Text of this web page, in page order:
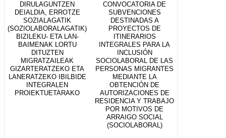
DIRULAGUNTZEN
DEIALDIA, ERROTZE
SOZIALAGATIK
(SOZIOLABORALAGATIK)
BIZILEKU- ETA LAN-
BAIMENAK LORTU
DITUZTEN
MIGRATZAILEAK
GIZARTERATZEKO ETA
LANERATZEKO IBILBIDE
INTEGRALEN
PROIEKTUETARAKO
CONVOCATORIA DE
SUBVENCIONES
DESTINADAS A
PROYECTOS DE
ITINERARIOS
INTEGRALES PARA LA
INCLUSIÓN
SOCIOLABORAL DE LAS
PERSONAS MIGRANTES
MEDIANTE LA
OBTENCIÓN DE
AUTORIZACIONES DE
RESIDENCIA Y TRABAJO
POR MOTIVOS DE
ARRAIGO SOCIAL
(SOCIOLABORAL)